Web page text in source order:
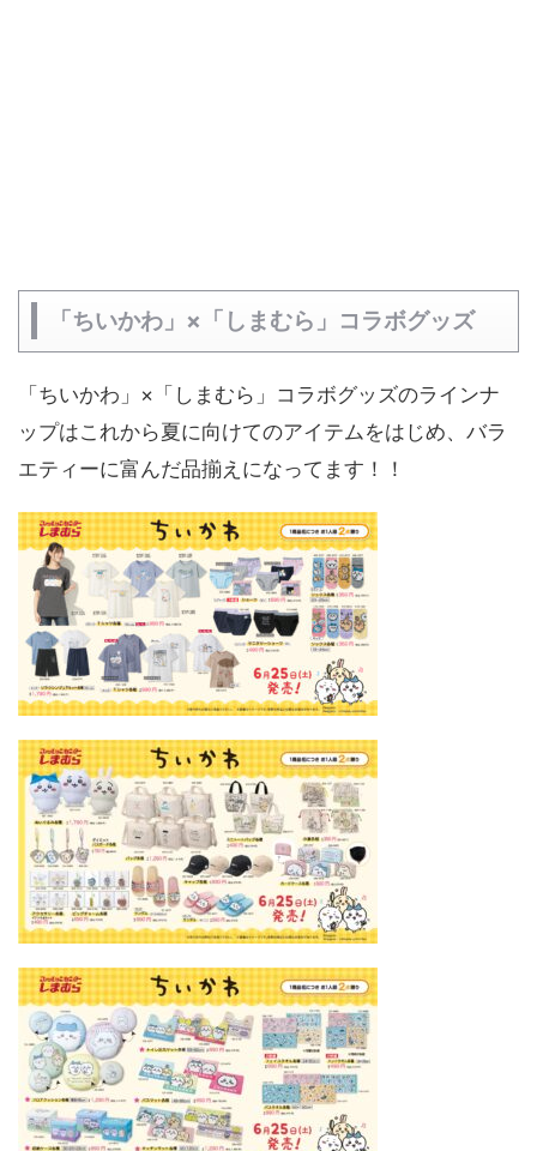
「ちいかわ」×「しまむら」コラボグッズ
「ちいかわ」×「しまむら」コラボグッズのラインナ
ップはこれから夏に向けてのアイテムをはじめ、バラ
エティーに富んだ品揃えになってます！！